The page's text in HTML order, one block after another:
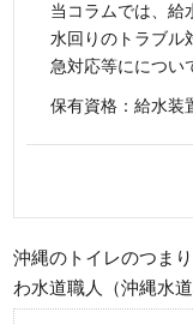
当コラムでは、給
水回りのトラブル
急対応等にについ
保有資格：給水装
沖縄のトイレのつま
わ水道職人（沖縄水道